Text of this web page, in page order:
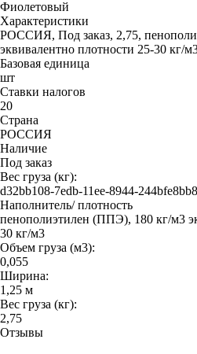
Фиолетовый
Характеристики
РОССИЯ, Под заказ, 2,75,
эквивалентно плотности 25-30 кг/
Базовая единица
шт
Ставки налогов
20
Страна
РОССИЯ
Наличие
Под заказ
Вес груза (кг):
d32bb108-7edb-11ee-8944-
Наполнитель/ плотность
пенополиэтилен (ППЭ), 180 кг/м3
30 кг/м3
Объем груза (м3):
0,055
Ширина:
1,25 м
Вес груза (кг):
2,75
Отзывы